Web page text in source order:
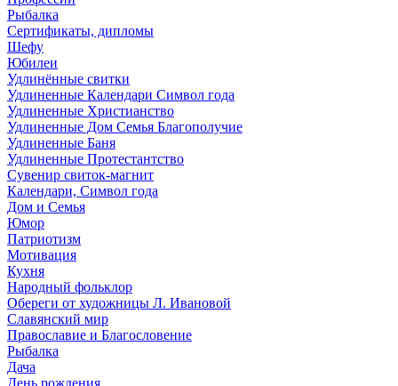
Рыбалка
Сертификаты, дипломы
Шефу
Юбилеи
Удлинённые свитки
Удлиненные Календари Символ года
Удлиненные Христианство
Удлиненные Дом Семья Благополучие
Удлиненные Баня
Удлиненные Протестантство
Сувенир свиток-магнит
Календари, Символ года
Дом и Семья
Юмор
Патриотизм
Мотивация
Кухня
Народный фольклор
Обереги от художницы Л. Ивановой
Славянский мир
Православие и Благословение
Рыбалка
Дача
День рождения